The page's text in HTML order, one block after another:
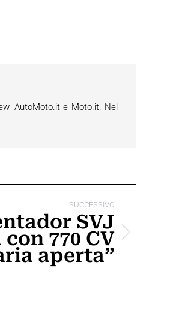
AutoMoto.it e Moto.it. Nel
SUCCESSIVO
SVJ
770 CV
aperta”